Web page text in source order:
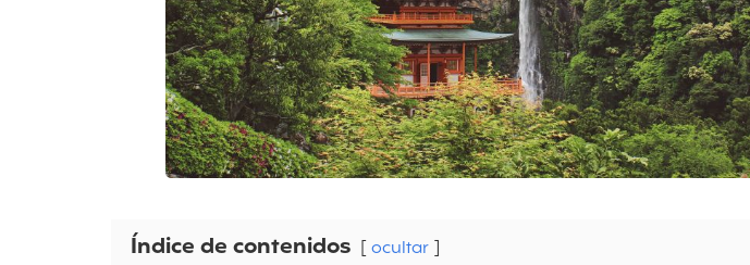
Índice de contenidos ocultar